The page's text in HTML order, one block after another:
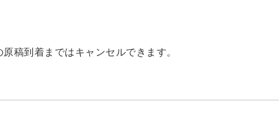
稿到着まではキャンセルできます。